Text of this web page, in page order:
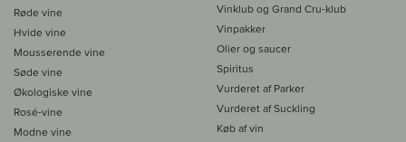
Røde vine
Hvide vine
Mousserende vine
Søde vine
Økologiske vine
Rosé-vine
Modne vine
Vinklub og Grand Cru-klub
Vinpakker
Olier og saucer
Spiritus
Vurderet af Parker
Vurderet af Suckling
Køb af vin